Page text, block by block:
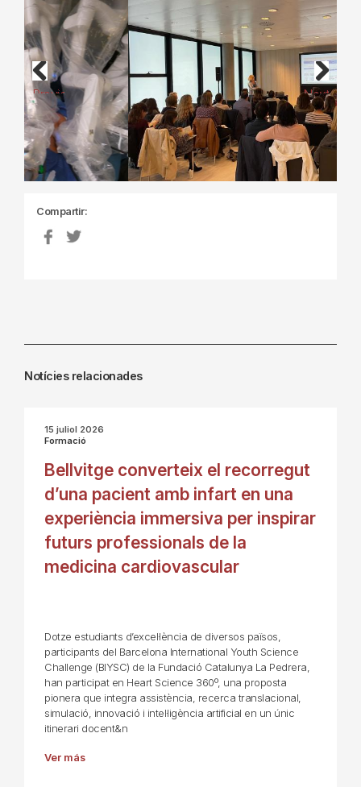
Previous Next
Compartir:
Notícies relacionades
15 juliol 2026
Formació
Bellvitge converteix el recorregut
d’una pacient amb infart en una
experiència immersiva per inspirar
futurs professionals de la
medicina cardiovascular
Dotze estudiants d’excel·lència de diversos països,
participants del Barcelona International Youth Science
Challenge (BIYSC) de la Fundació Catalunya La Pedrera,
han participat en Heart Science 360º, una proposta
pionera que integra assistència, recerca translacional,
simulació, innovació i intel·ligència artificial en un únic
itinerari docent&n
Ver más